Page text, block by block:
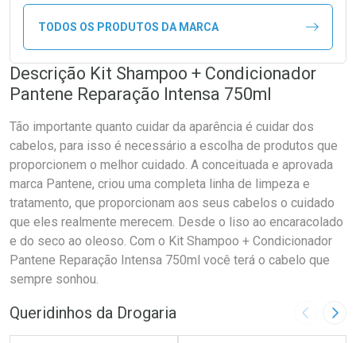
TODOS OS PRODUTOS DA MARCA
Descrição Kit Shampoo + Condicionador
Pantene Reparação Intensa 750ml
Tão importante quanto cuidar da aparência é cuidar dos
cabelos, para isso é necessário a escolha de produtos que
proporcionem o melhor cuidado. A conceituada e aprovada
marca Pantene, criou uma completa linha de limpeza e
tratamento, que proporcionam aos seus cabelos o cuidado
que eles realmente merecem. Desde o liso ao encaracolado
e do seco ao oleoso. Com o Kit Shampoo + Condicionador
Pantene Reparação Intensa 750ml você terá o cabelo que
sempre sonhou.
Queridinhos da Drogaria Imagem